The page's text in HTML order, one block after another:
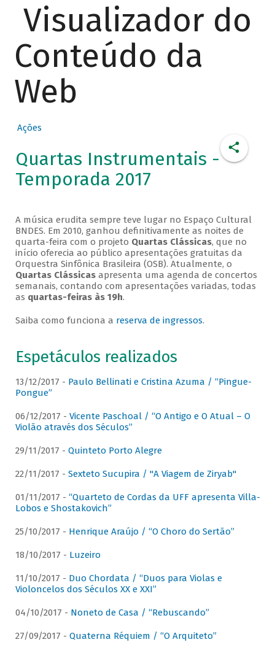
Visualizador do
Conteúdo da
Web
Ações
Quartas Instrumentais -
Temporada 2017
A música erudita sempre teve lugar no Espaço Cultural
BNDES. Em 2010, ganhou definitivamente as noites de
quarta-feira com o projeto Quartas Clássicas, que no
início oferecia ao público apresentações gratuitas da
Orquestra Sinfônica Brasileira (OSB). Atualmente, o
Quartas Clássicasapresenta uma agenda de concertos
semanais, contando com apresentações variadas, todas
as quartas-feiras às 19h.
Saiba como funciona a reserva de ingressos.
Espetáculos realizados
13/12/2017 - Paulo Bellinati e Cristina Azuma / “Pingue-
Pongue”
06/12/2017 - Vicente Paschoal / “O Antigo e O Atual – O
Violão através dos Séculos”
29/11/2017 - Quinteto Porto Alegre
22/11/2017 - Sexteto Sucupira / "A Viagem de Ziryab"
01/11/2017 - “Quarteto de Cordas da UFF apresenta Villa-
Lobos e Shostakovich”
25/10/2017 - Henrique Araújo / “O Choro do Sertão”
18/10/2017 - Luzeiro
11/10/2017 - Duo Chordata / “Duos para Violas e
Violoncelos dos Séculos XX e XXI”
04/10/2017 - Noneto de Casa / “Rebuscando”
27/09/2017 - Quaterna Réquiem / “O Arquiteto”